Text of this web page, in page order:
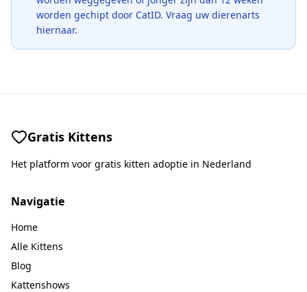
worden gechipt door CatID. Vraag uw dierenarts
hiernaar.
Gratis Kittens
Het platform voor gratis kitten adoptie in Nederland
Navigatie
Home
Alle Kittens
Blog
Kattenshows